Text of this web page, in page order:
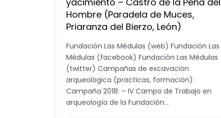
Hombre (Paradela de Muces,
Priaranza del Bierzo, León)
Fundación Las Médulas (web) Fundación Las
Médulas (facebook) Fundación Las Médulas
(twitter) Campañas de excavación
arqueológica (practicas, formación):
Campaña 2018: – IV Campo de Trabajo en
arqueología de la Fundación…